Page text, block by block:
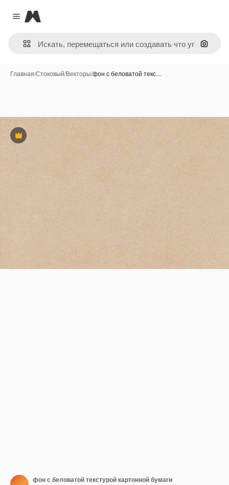
Close menu
Magnific
Поиск
Главная/Стоковый/Векторы/фон с беловатой текс…
Премиум
фон с беловатой текстурой картонной бумаги